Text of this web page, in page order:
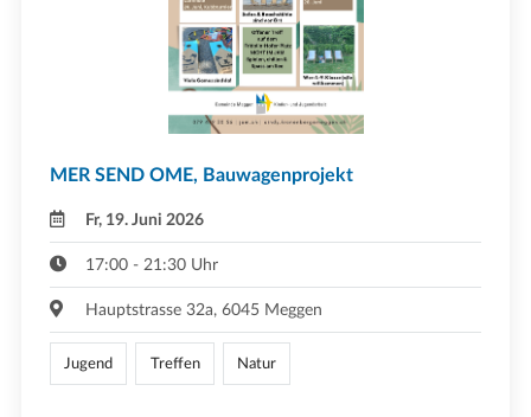
MER SEND OME, Bauwagenprojekt
Fr, 19. Juni 2026
17:00 - 21:30 Uhr
Hauptstrasse 32a, 6045 Meggen
Jugend Treffen Natur